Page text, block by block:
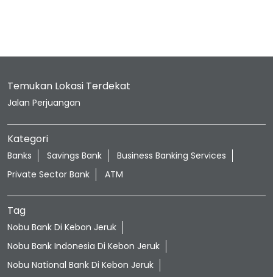
Temukan Lokasi Terdekat
Jalan Perjuangan
Kategori
Banks Savings Bank
Business Banking Services
Private Sector Bank
ATM
Tag
Nobu Bank Di Kebon Jeruk
Nobu Bank Indonesia Di Kebon Jeruk
Nobu National Bank Di Kebon Jeruk